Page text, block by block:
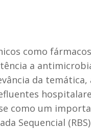
como
a
da
como um
Sequencial